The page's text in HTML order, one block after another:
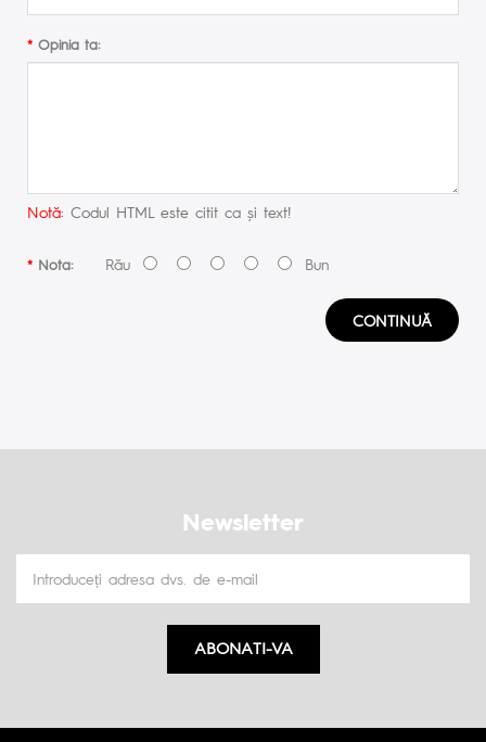
Opinia ta:
Notă: Codul HTML este citit ca şi text!
Nota:Rău Bun
CONTINUĂ
Newsletter
ABONATI-VA